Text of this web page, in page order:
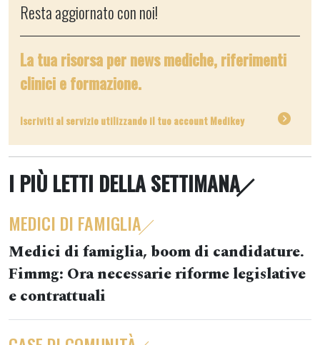
Resta aggiornato con noi!
La tua risorsa per news mediche, riferimenti
clinici e formazione.
Iscriviti al servizio utilizzando il tuo account Medikey
I PIÙ LETTI DELLA SETTIMANA
MEDICI DI FAMIGLIA
Medici di famiglia, boom di candidature.
Fimmg: Ora necessarie riforme legislative
e contrattuali